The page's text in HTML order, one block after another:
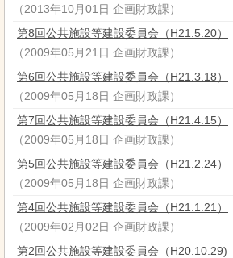
（2013年10月01日 企画財政課 ）
第8回公共施設等建設委員会（H21.5.20）
（2009年05月21日 企画財政課 ）
第6回公共施設等建設委員会（H21.3.18）
（2009年05月18日 企画財政課 ）
第7回公共施設等建設委員会（H21.4.15）
（2009年05月18日 企画財政課 ）
第5回公共施設等建設委員会（H21.2.24）
（2009年05月18日 企画財政課 ）
第4回公共施設等建設委員会（H21.1.21）
（2009年02月02日 企画財政課 ）
第2回公共施設等建設委員会（H20.10.29)